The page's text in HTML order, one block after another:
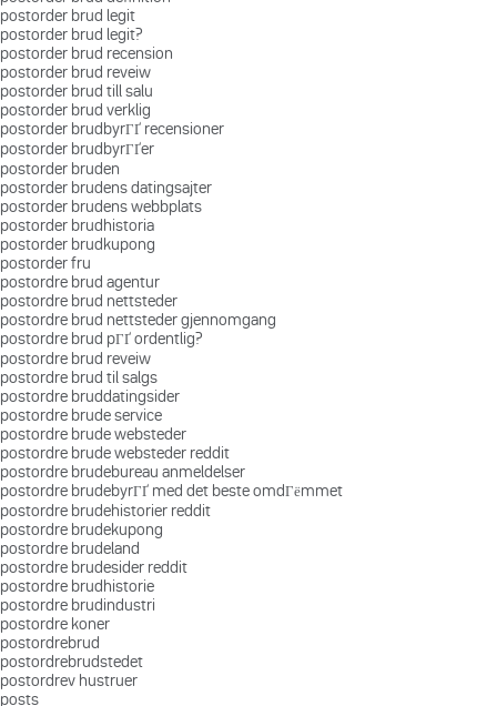
postorder brud legit
postorder brud legit?
postorder brud recension
postorder brud reveiw
postorder brud till salu
postorder brud verklig
postorder brudbyrГҐ recensioner
postorder brudbyrГҐer
postorder bruden
postorder brudens datingsajter
postorder brudens webbplats
postorder brudhistoria
postorder brudkupong
postorder fru
postordre brud agentur
postordre brud nettsteder
postordre brud nettsteder gjennomgang
postordre brud pГҐ ordentlig?
postordre brud reveiw
postordre brud til salgs
postordre bruddatingsider
postordre brude service
postordre brude websteder
postordre brude websteder reddit
postordre brudebureau anmeldelser
postordre brudebyrГҐ med det beste omdГёmmet
postordre brudehistorier reddit
postordre brudekupong
postordre brudeland
postordre brudesider reddit
postordre brudhistorie
postordre brudindustri
postordre koner
postordrebrud
postordrebrudstedet
postordrev hustruer
posts